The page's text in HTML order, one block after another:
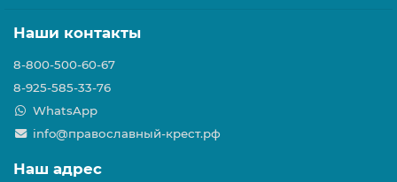
Наши контакты
8-800-500-60-67
8-925-585-33-76
WhatsApp
info@православный-крест.рф
Наш адрес